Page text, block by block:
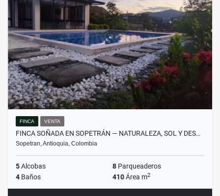
FINCA VENTA
FINCA SOÑADA EN SOPETRÁN — NATURALEZA, SOL Y DES…
Sopetran, Antioquia, Colombia
5Alcobas 8 Parqueaderos
4 Baños 410Área m2